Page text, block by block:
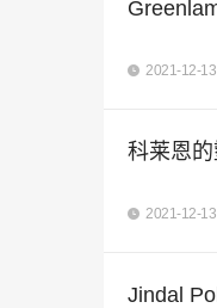
2021-12-13
科莱恩
2021-12-13
Jindal